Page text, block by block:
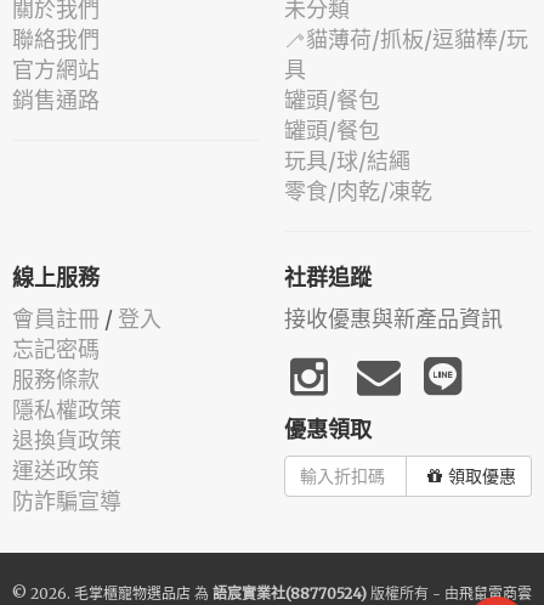
關於我們
聯絡我們
官方網站
銷售通路
未分類
🦯貓薄荷/抓板/逗貓棒/玩
具
罐頭/餐包
罐頭/餐包
玩具/球/結繩
零食/肉乾/凍乾
線上服務
會員註冊 / 登入
忘記密碼
服務條款
隱私權政策
退換貨政策
運送政策
防詐騙宣導
社群追蹤
接收優惠與新產品資訊
優惠領取
領取優惠
© 2026. 毛掌櫃寵物選品店 為 語宸實業社(88770524) 版權所有 - 由飛鼠電商雲